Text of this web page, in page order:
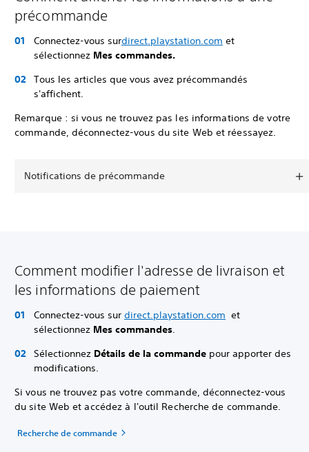
précommande
Connectez-vous surdirect.playstation.com et
sélectionnez Mes commandes.
Tous les articles que vous avez précommandés
s'affichent.
Remarque : si vous ne trouvez pas les informations de votre
commande, déconnectez-vous du site Web et réessayez.
Notifications de précommande
Comment modifier l'adresse de livraison et
les informations de paiement
Connectez-vous sur direct.playstation.com et
sélectionnez Mes commandes.
Sélectionnez Détails de la commande pour apporter des
modifications.
Si vous ne trouvez pas votre commande, déconnectez-vous
du site Web et accédez à l'outil Recherche de commande.
Recherche de commande